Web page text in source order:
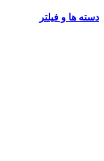
دسته ها و فیلتر